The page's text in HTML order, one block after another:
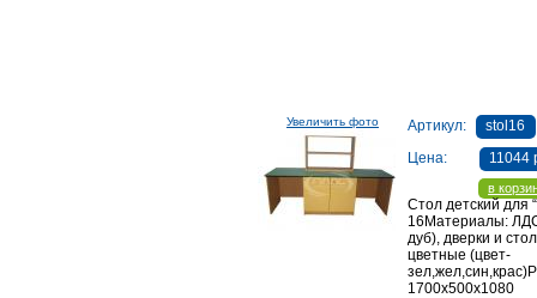
Увеличить фото Артикул:
stol16
Цена:
11044
в
Стол детский для
16Материалы:
дуб), дверки и
цветные (цвет-
1700х500х1080